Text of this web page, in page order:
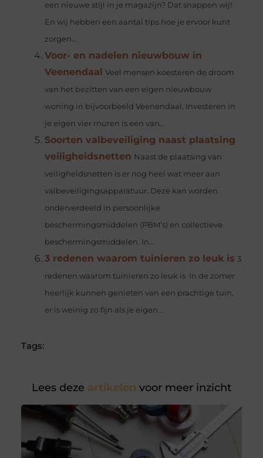
een nieuwe stijl in je magazijn? Dat snappen wij!
En wij hebben een aantal tips hoe je ervoor kunt
zorgen...
Voor- en nadelen nieuwbouw in
Veenendaal Veel mensen koesteren de droom
van het bezitten van een eigen nieuwbouw
woning in bijvoorbeeld Veenendaal. Investeren in
je eigen vier muren is een van...
Soorten valbeveiliging naast plaatsing
veiligheidsnetten Naast de plaatsing van
veiligheidsnetten is er nog heel wat meer aan
valbeveiligingsapparatuur. Deze kan worden
onderverdeeld in persoonlijke
beschermingsmiddelen (PBM’s) en collectieve
beschermingsmiddelen. In...
3 redenen waarom tuinieren zo leuk is 3
redenen waarom tuinieren zo leuk is In de zomer
heerlijk kunnen genieten van een prachtige tuin,
er is weinig zo fijn als je eigen...
Tags:
Lees deze artikelen voor meer inzicht